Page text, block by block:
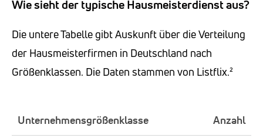
Wie sieht der typische Hausmeisterdienst aus?
Die untere Tabelle gibt Auskunft über die Verteilung
der Hausmeisterfirmen in Deutschland nach
Größenklassen. Die Daten stammen von Listflix.²
Unternehmensgrößenklasse Anzahl